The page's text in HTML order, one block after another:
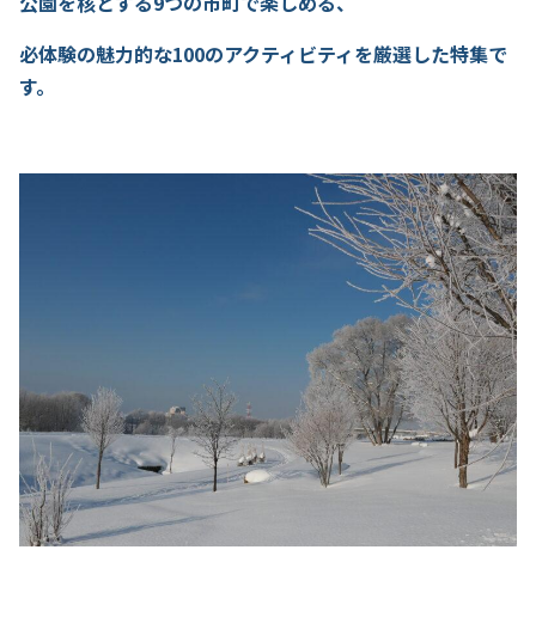
必体験の魅力的な100のアクティビティを厳選した特集で
す。